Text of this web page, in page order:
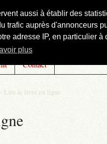
aussi à établir des
auprès d'annonceurs
adresse IP, en particulier
plus
Contact
Lire le livre en ligne